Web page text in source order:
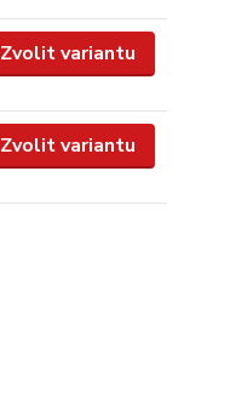
Zvolit variantu
Zvolit variantu